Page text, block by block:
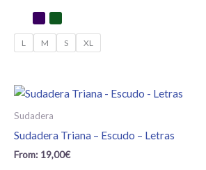
L M S XL
Sudadera
Sudadera Triana – Escudo – Letras
From: 19,00€